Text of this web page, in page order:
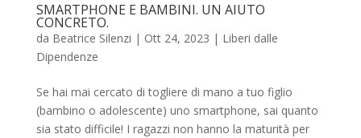
SMARTPHONE E BAMBINI. UN AIUTO
CONCRETO.
da Beatrice Silenzi | Ott 24, 2023 | Liberi dalle
Dipendenze
Se hai mai cercato di togliere di mano a tuo figlio
(bambino o adolescente) uno smartphone, sai quanto
sia stato difficile! I ragazzi non hanno la maturità per